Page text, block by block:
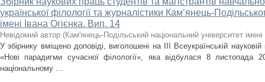
української філології та журналістики Кам’янець-
імені Івана Огієнка. Вип. 14
Невідомий автор (Кам'янець-Подільський національний університет імені
У збірнику вміщено доповіді, виголошені на IІІ Всеукраїнській
«Нові парадигми сучасної філології», яка відбулася 8 листопада
національному ...